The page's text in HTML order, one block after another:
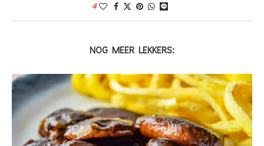
4
NOG MEER LEKKERS: